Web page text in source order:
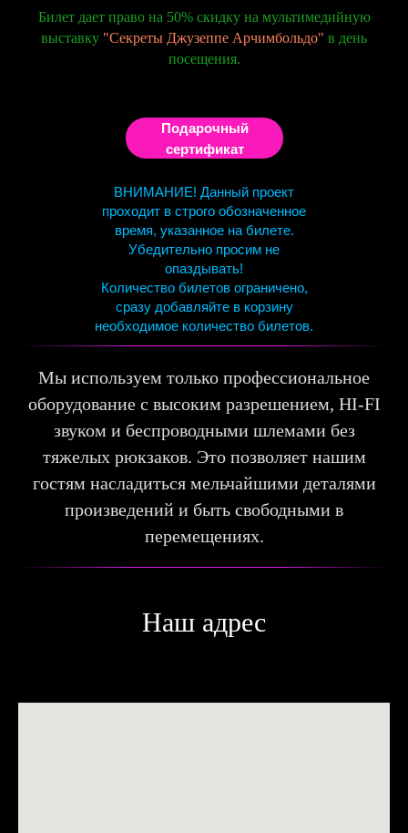
Билет дает право на 50% скидку на мультимедийную
выставку "Секреты Джузеппе Арчимбольдо" в день
посещения.
Подарочный
сертификат
ВНИМАНИЕ! Данный проект
проходит в строго обозначенное
время, указанное на билете.
Убедительно просим не
опаздывать!
Количество билетов ограничено,
сразу добавляйте в корзину
необходимое количество билетов.
Мы используем только профессиональное
оборудование с высоким разрешением, HI-FI
звуком и беспроводными шлемами без
тяжелых рюкзаков. Это позволяет нашим
гостям насладиться мельчайшими деталями
произведений и быть свободными в
перемещениях.
Наш адрес